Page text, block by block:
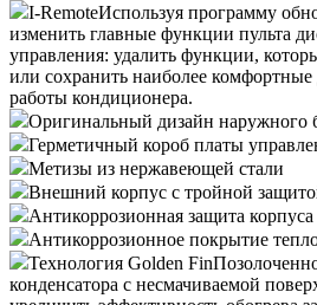
I-RemoteИспользуя программу
изменить главные функции пульта
управления: удалить функции,
или сохранить наиболее комфортные
работы кондиционера.
Оригинальный дизайн наружного
Герметичный короб платы
Метизы из нержавеющей стали
Внешний корпус с тройной
Антикоррозионная защита
Антикоррозионное покрытие
Технология Golden Fin
конденсатора с несмачиваемой